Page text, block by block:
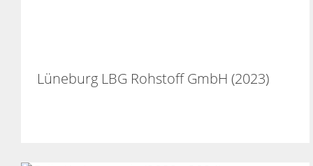
Lüneburg LBG Rohstoff GmbH (2023)